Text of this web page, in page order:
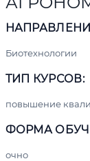
Биотехнологии
ТИП КУРСОВ:
повышение
ФОРМА
очно